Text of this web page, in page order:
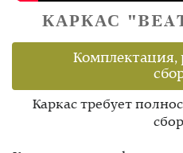
КАРКАС
Комплектация,
Каркас требует